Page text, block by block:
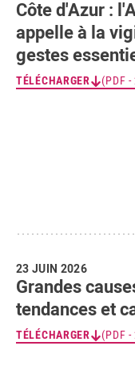
Côte d'Azur :
appelle à la
gestes
TÉLÉCHARGER (PDF
23 JUIN 2026
Grandes
tendances et
TÉLÉCHARGER (PDF